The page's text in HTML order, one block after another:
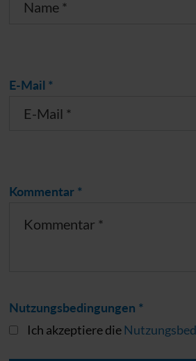
E-Mail *
Kommentar *
Nutzungsbedingungen *
Ich akzeptiere die